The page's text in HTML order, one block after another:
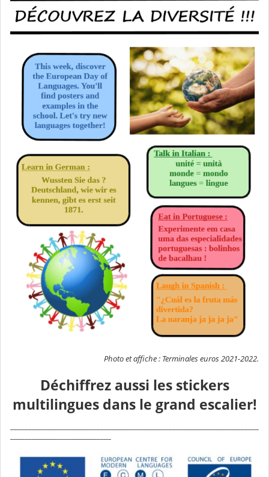
Photo et affiche : Terminales euros 2021-2022.
Déchiffrez aussi les stickers
multilingues dans le grand escalier!